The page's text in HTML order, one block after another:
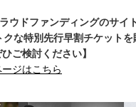
ウドファンディングのサ
な特別先行早割チケット
ご検討ください】
ジはこちら